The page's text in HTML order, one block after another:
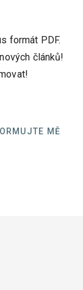
formát PDF.
článků!
MĚ